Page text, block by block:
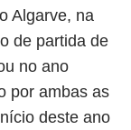
Algarve, na
de partida de
no ano
por ambas as
deste ano